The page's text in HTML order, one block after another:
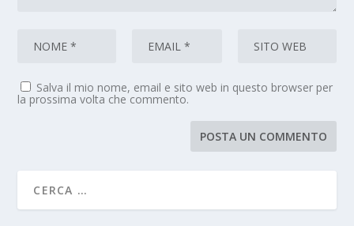
Salva il mio nome, email e sito web in questo browser per
la prossima volta che commento.